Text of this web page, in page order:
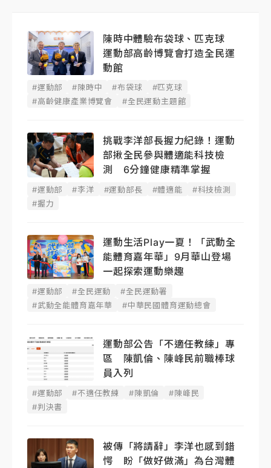
陳時中體驗布袋球、匹克球
運動部高齡博覽會打造全民運
動館
#運動部 #陳時中 #布袋球
#匹克球
#高齡健康產業博覽會
#全民運動主題館
挑戰李洋部長握力紀錄！運動
部揪全民參與體適能科技檢
測 6分鐘健康精準掌握
#運動部 #李洋 #運動部長 #體適能
#科技檢測
#握力
運動生活Play一夏！「武動全
能體育嘉年華」9月華山登場
一起探索運動樂趣
#運動部 #全民運動
#全民運動署
#武動全能體育嘉年華
#中華民國體育運動總會
運動部公告「不適任教練」專
區 陳凱倫、陳峰民前職棒球
員入列
#運動部 #不適任教練 #陳凱倫
#陳峰民
#判決書
被傳「將請辭」李洋也感到錯
愕 盼「做好做滿」為台灣體